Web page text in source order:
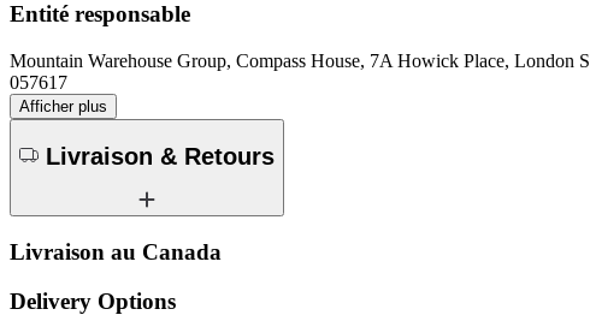
Entité responsable
Mountain Warehouse Group, Compass House, 7A Howick Place, London
057617
Afficher plus
Livraison & Retours
Livraison au Canada
Delivery Options